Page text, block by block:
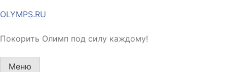
Перейти
содержимому
OLYMPS.RU
Покорить Олимп под силу каждому!
Меню